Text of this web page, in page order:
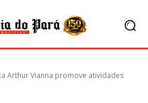
Arthur Vianna promove atividades